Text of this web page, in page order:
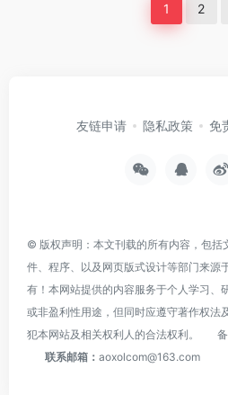
1 2
友链申请 隐私政策 免
© 版权声明：本文刊载的所有内容，包括
件、程序、以及网页版式设计等部门来源
有！本网站提供的内容服务于个人学习、
或非盈利性用途，但同时应遵守著作权法
犯本网站及相关权利人的合法权利。
联系邮箱： aoxolcom@163.com